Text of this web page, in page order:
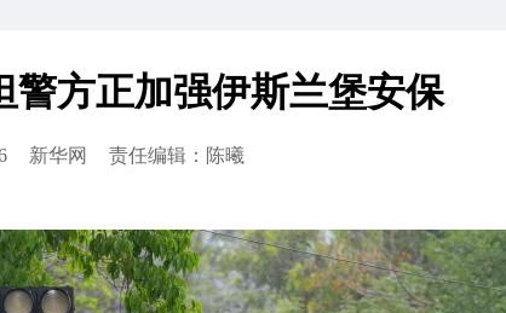
警方正加强伊斯兰堡安保
新华网 责任编辑：陈曦